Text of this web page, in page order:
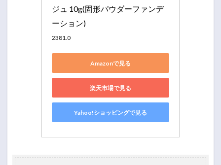
ジュ 10g(固形パウダーファンデ
ーション)
2381.0
Amazonで見る
楽天市場で見る
Yahoo!ショッピングで見る